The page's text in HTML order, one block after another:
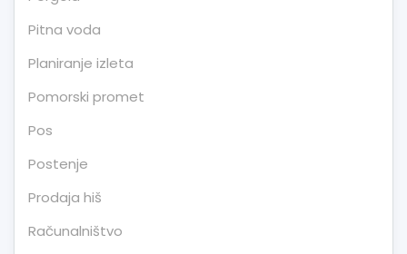
Pitna voda
Planiranje izleta
Pomorski promet
Pos
Postenje
Prodaja hiš
Računalništvo